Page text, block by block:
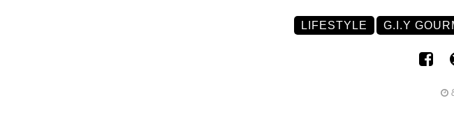
LIFESTYLE G.I.Y